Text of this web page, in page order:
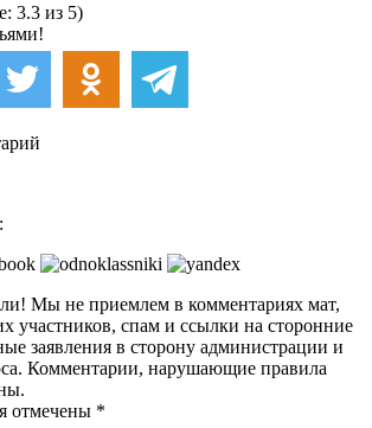
3.3 из 5)
Мы не приемлем в комментариях мат,
участников, спам и ссылки на сторонние
заявления в сторону администрации и
Комментарии, нарушающие правила
отмечены *